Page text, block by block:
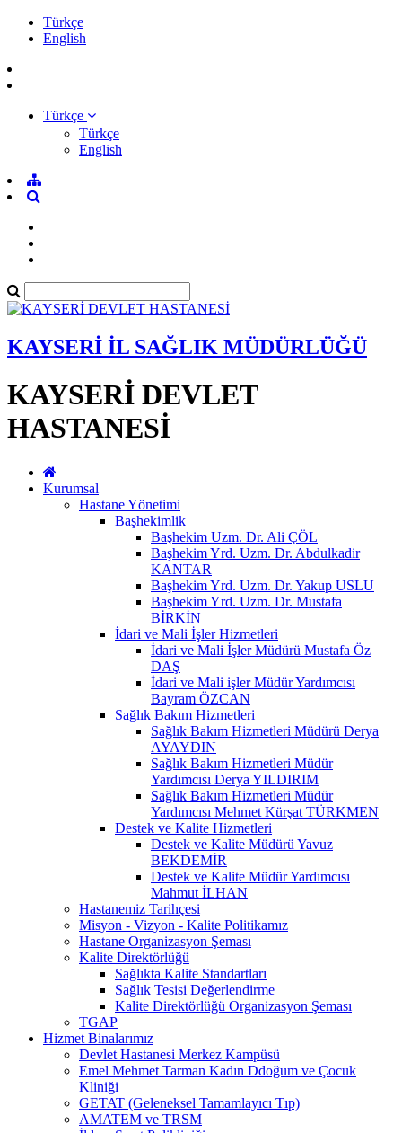
Türkçe
English
Türkçe
Türkçe
English
KAYSERİ İL SAĞLIK MÜDÜRLÜĞÜ
KAYSERİ DEVLET
HASTANESİ
Kurumsal
Hastane Yönetimi
Başhekimlik
Başhekim Uzm. Dr. Ali ÇÖL
Başhekim Yrd. Uzm. Dr. Abdulkadir
KANTAR
Başhekim Yrd. Uzm. Dr. Yakup USLU
Başhekim Yrd. Uzm. Dr. Mustafa
BİRKİN
İdari ve Mali İşler Hizmetleri
İdari ve Mali İşler Müdürü Mustafa Öz
DAŞ
İdari ve Mali işler Müdür Yardımcısı
Bayram ÖZCAN
Sağlık Bakım Hizmetleri
Sağlık Bakım Hizmetleri Müdürü Derya
AYAYDIN
Sağlık Bakım Hizmetleri Müdür
Yardımcısı Derya YILDIRIM
Sağlık Bakım Hizmetleri Müdür
Yardımcısı Mehmet Kürşat TÜRKMEN
Destek ve Kalite Hizmetleri
Destek ve Kalite Müdürü Yavuz
BEKDEMİR
Destek ve Kalite Müdür Yardımcısı
Mahmut İLHAN
Hastanemiz Tarihçesi
Misyon - Vizyon - Kalite Politikamız
Hastane Organizasyon Şeması
Kalite Direktörlüğü
Sağlıkta Kalite Standartları
Sağlık Tesisi Değerlendirme
Kalite Direktörlüğü Organizasyon Şeması
TGAP
Hizmet Binalarımız
Devlet Hastanesi Merkez Kampüsü
Emel Mehmet Tarman Kadın Ddoğum ve Çocuk
Kliniği
GETAT (Geleneksel Tamamlayıcı Tıp)
AMATEM ve TRSM